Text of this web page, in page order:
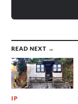
READ NEXT →
IP